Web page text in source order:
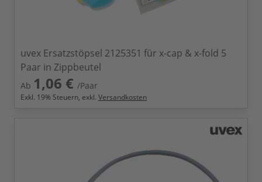
uvex Ersatzstöpsel 2125351 für x-cap & x-fold 5
Paar in Zippbeutel
Ab 1,06 € /Paar
Exkl. 19% Steuern, exkl. Versandkosten